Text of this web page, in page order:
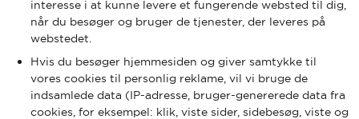
interesse i at kunne levere et fungerende websted til dig,
når du besøger og bruger de tjenester, der leveres på
webstedet.
Hvis du besøger hjemmesiden og giver samtykke til
vores cookies til personlig reklame, vil vi bruge de
indsamlede data (IP-adresse, bruger-genererede data fra
cookies, for eksempel: klik, viste sider, sidebesøg, viste og